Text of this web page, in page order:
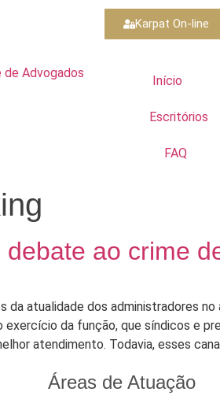
Karpat On-line
Início
Escritórios
FAQ
debate ao crime
da atualidade dos administradores
exercício da função, que síndicos e
atendimento. Todavia, esses
Áreas de Atuação